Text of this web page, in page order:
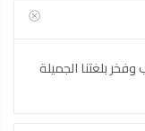
بلغتنا الجميلة